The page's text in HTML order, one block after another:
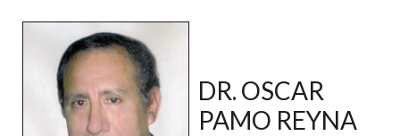
DR. OSCAR
PAMO REYNA